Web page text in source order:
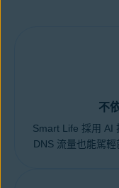
不
Smart Life 採用 AI
DNS 流量也能駕